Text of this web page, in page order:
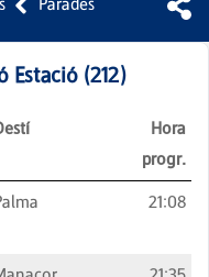
Estació (212)
Hora
progr.
21:08